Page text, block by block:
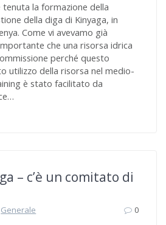
tenuta la formazione della
della diga di Kinyaga, in
Come vi avevamo già
che una risorsa idrica
perché questo
utilizzo della risorsa nel medio-
è stato facilitato da
– c’è un comitato di
Generale 0